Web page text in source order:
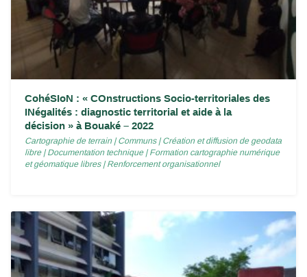
CohéSIoN : « COnstructions Socio-territoriales des
INégalités : diagnostic territorial et aide à la
décision » à Bouaké – 2022
Cartographie de terrain|Communs|Création et diffusion de geodata
libre|Documentation technique|Formation cartographie numérique
et géomatique libres|Renforcement organisationnel